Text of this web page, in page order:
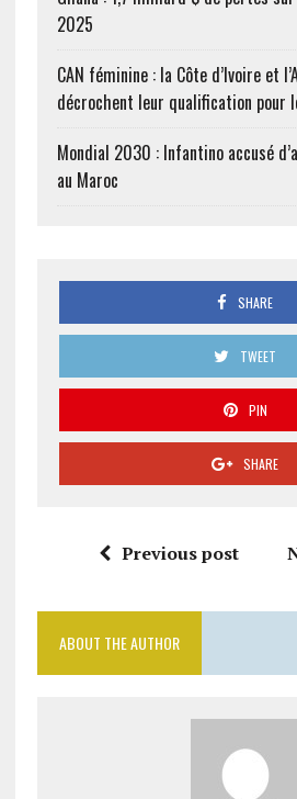
2025
CAN féminine : la Côte d’Ivoire et
décrochent leur qualification pour
Mondial 2030 : Infantino accusé
au Maroc
SHARE
TWEET
PIN
SHARE
Previous post
ABOUT THE AUTHOR